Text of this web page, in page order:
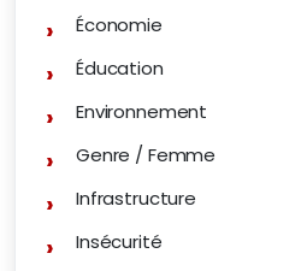
Économie
Éducation
Environnement
Genre / Femme
Infrastructure
Insécurité